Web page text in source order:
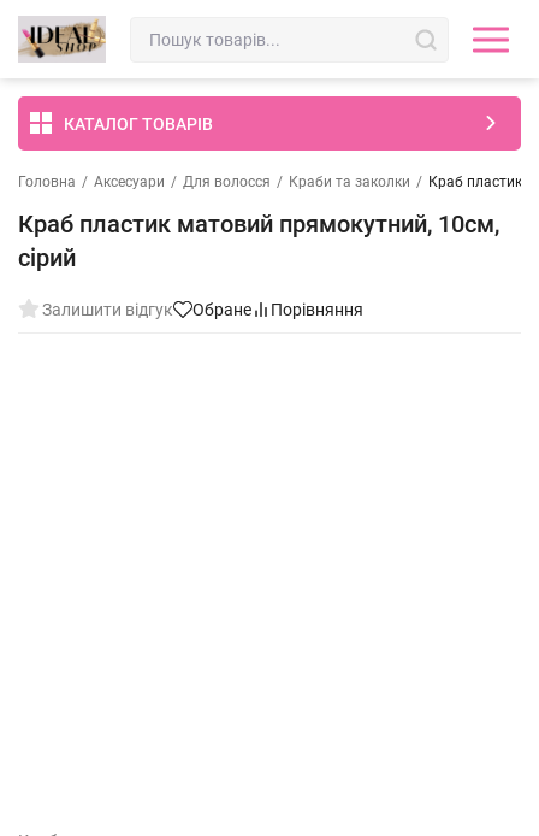
КАТАЛОГ ТОВАРІВ
Головна / Аксесуари / Для волосся / Краби та заколки / Краб пластик
Краб пластик матовий прямокутний, 10см,
сірий
Залишити відгук Обране Порівняння